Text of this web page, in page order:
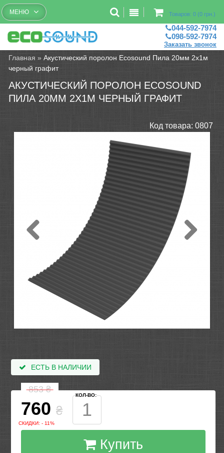
Бесплатный рассчет помещений
Товаров: 0 (0 грн.)
МЕНЮ
044-592-7974
098-592-7974
Заказать звонок
Главная »Акустический поролон Ecosound Пила 20мм 2х1м
черный графит
АКУСТИЧЕСКИЙ ПОРОЛОН ECOSOUND
ПИЛА 20ММ 2Х1М ЧЕРНЫЙ ГРАФИТ
Код товара: 0807
ЕСТЬ В НАЛИЧИИ
853₴
760 ₴
СКИДКИ: - 11%
КОЛ-ВО:
Купить